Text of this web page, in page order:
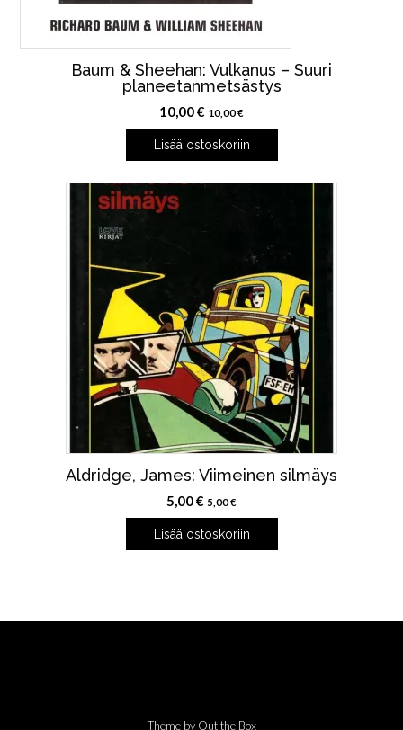
Baum & Sheehan: Vulkanus – Suuri
planeetanmetsästys
10,00€ 10,00€
Lisää ostoskoriin
Aldridge, James: Viimeinen silmäys
5,00€ 5,00€
Lisää ostoskoriin
Theme by Out the Box